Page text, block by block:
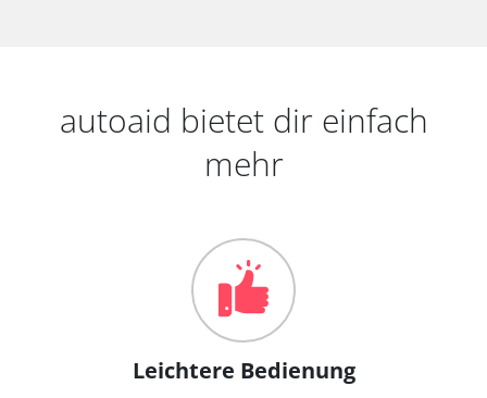
autoaid bietet dir einfach
mehr
Leichtere Bedienung